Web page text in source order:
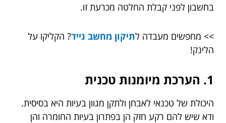
בחשבון לפני קבלת החלטה מכרעת זו.
>> מחפשים מעבדה לתיקון מחשב נייד? הקליקו על
הלינק!
1. הערכת מיומנות טכנית
היכולת של טכנאי לאבחן ולתקן מגוון בעיות היא בסיסית.
ודא שיש להם רקע חזק הן בפתרון בעיות החומרה והן